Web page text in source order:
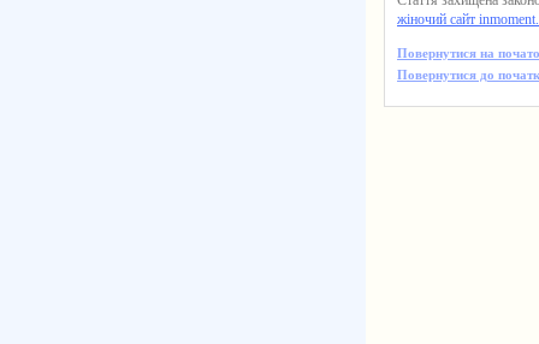
жіночий сайт
Повернутися на
Повернутися до